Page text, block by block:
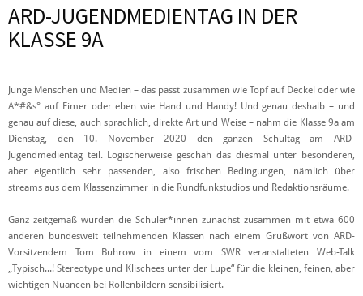
ARD-JUGENDMEDIENTAG IN DER
KLASSE 9A
Junge Menschen und Medien – das passt zusammen wie Topf auf Deckel oder wie
A*#&s° auf Eimer oder eben wie Hand und Handy! Und genau deshalb – und
genau auf diese, auch sprachlich, direkte Art und Weise – nahm die Klasse 9a am
Dienstag, den 10. November 2020 den ganzen Schultag am ARD-
Jugendmedientag teil. Logischerweise geschah das diesmal unter besonderen,
aber eigentlich sehr passenden, also frischen Bedingungen, nämlich über
streams aus dem Klassenzimmer in die Rundfunkstudios und Redaktionsräume.
Ganz zeitgemäß wurden die Schüler*innen zunächst zusammen mit etwa 600
anderen bundesweit teilnehmenden Klassen nach einem Grußwort von ARD-
Vorsitzendem Tom Buhrow in einem vom SWR veranstalteten Web-Talk
„Typisch...! Stereotype und Klischees unter der Lupe“ für die kleinen, feinen, aber
wichtigen Nuancen bei Rollenbildern sensibilisiert.